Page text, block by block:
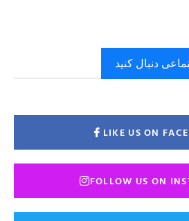
دنبال کنید
LIKE US ON
FOLLOW US ON